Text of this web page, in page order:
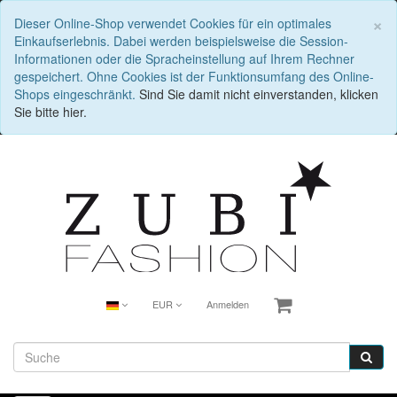
×
Dieser Online-Shop verwendet Cookies für ein optimales
Einkaufserlebnis. Dabei werden beispielsweise die Session-
Informationen oder die Spracheinstellung auf Ihrem Rechner
gespeichert. Ohne Cookies ist der Funktionsumfang des Online-
Shops eingeschränkt. Sind Sie damit nicht einverstanden, klicken
Sie bitte hier.
EUR Anmelden